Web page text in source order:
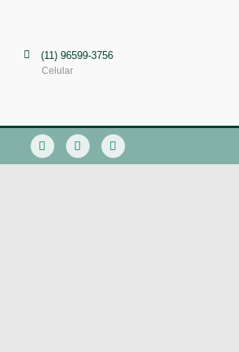
(11) 96599-3756
Celular